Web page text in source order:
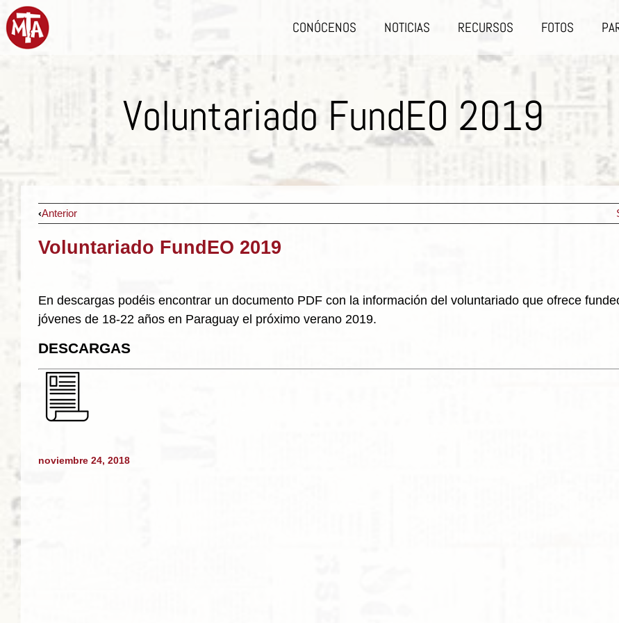
CONÓCENOS NOTICIAS RECURSOS FOTOS
Voluntariado FundEO 2019
Anterior
Voluntariado FundEO 2019
En descargas podéis encontrar un documento PDF con la información del voluntariado que ofrece
jóvenes de 18-22 años en Paraguay el próximo verano 2019.
DESCARGAS
noviembre 24, 2018